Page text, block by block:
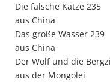
Die falsche Katze 235
aus China
Das große Wasser 239
aus China
Der Wolf und die
aus der Mongolei